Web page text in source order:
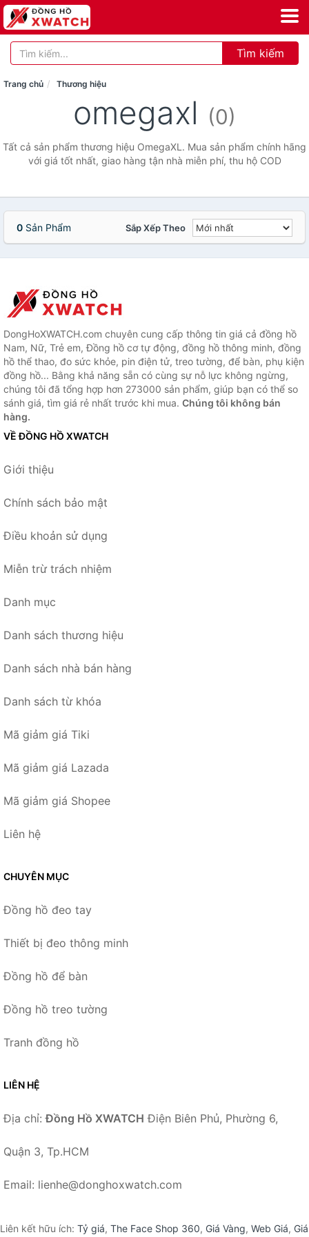
Tìm kiếm
Trang chủ Thương hiệu
omegaxl (0)
Tất cả sản phẩm thương hiệu OmegaXL. Mua sản phẩm chính hãng
với giá tốt nhất, giao hàng tận nhà miễn phí, thu hộ COD
0 Sản Phẩm Sắp Xếp Theo
DongHoXWATCH.com chuyên cung cấp thông tin giá cả đồng hồ
Nam, Nữ, Trẻ em, Đồng hồ cơ tự động, đồng hồ thông minh, đồng
hồ thể thao, đo sức khỏe, pin điện tử, treo tường, để bàn, phụ kiện
đồng hồ... Bằng khả năng sẵn có cùng sự nỗ lực không ngừng,
chúng tôi đã tổng hợp hơn 273000 sản phẩm, giúp bạn có thể so
sánh giá, tìm giá rẻ nhất trước khi mua. Chúng tôi không bán
hàng.
VỀ ĐỒNG HỒ XWATCH
Giới thiệu
Chính sách bảo mật
Điều khoản sử dụng
Miễn trừ trách nhiệm
Danh mục
Danh sách thương hiệu
Danh sách nhà bán hàng
Danh sách từ khóa
Mã giảm giá Tiki
Mã giảm giá Lazada
Mã giảm giá Shopee
Liên hệ
CHUYÊN MỤC
Đồng hồ đeo tay
Thiết bị đeo thông minh
Đồng hồ để bàn
Đồng hồ treo tường
Tranh đồng hồ
LIÊN HỆ
Địa chỉ:Đồng Hồ XWATCH Điện Biên Phủ, Phường 6,
Quận 3, Tp.HCM
Email: lienhe@donghoxwatch.com
Liên kết hữu ích: Tỷ giá, The Face Shop 360, Giá Vàng, Web Giá, Giá